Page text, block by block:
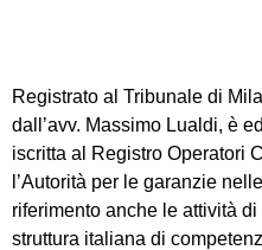
Registrato al Tribunale di
dall’avv. Massimo Lualdi, è
iscritta al Registro Operatori
l’Autorità per le garanzie
riferimento anche le attività
struttura italiana di